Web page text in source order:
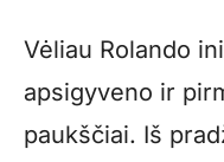
Vėliau Rolando
apsigyveno ir
paukščiai. Iš